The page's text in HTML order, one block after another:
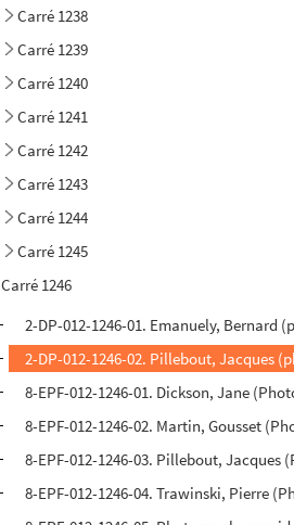
Carré 1238
Carré 1239
Carré 1240
Carré 1241
Carré 1242
Carré 1243
Carré 1244
Carré 1245
Carré 1246
2-DP-012-1246-01. Emanuely, Bernard
2-DP-012-1246-02. Pillebout, Jacques
8-EPF-012-1246-01. Dickson, Jane
8-EPF-012-1246-02. Martin, Gousset
8-EPF-012-1246-03. Pillebout, Jacques
8-EPF-012-1246-04. Trawinski, Pierre